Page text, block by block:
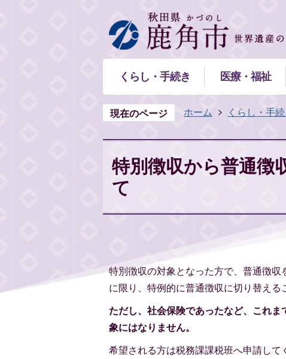
くらし・手続き 医療・福祉
現在のページ ホーム くらし・手続
特別徴収から普通徴
て
特別徴収の対象となった方で、普通徴
に限り、特例的に普通徴収に切り替える
ただし、社会保険であったなど、これ
象にはなりません。
希望される方は税務課課税班へ申請して